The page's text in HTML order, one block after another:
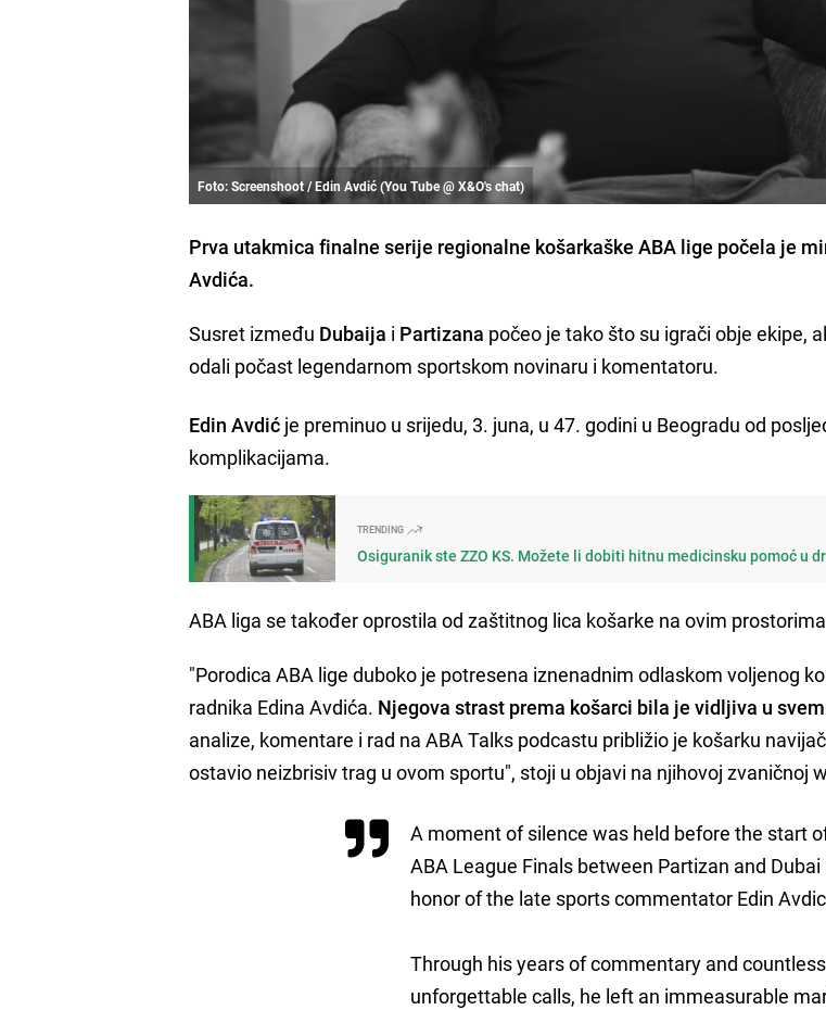
Foto: Screenshoot / Edin Avdić (You Tube @ X&O's chat)
Prva utakmica finalne serije regionalne košarkaške ABA lige počela je
Avdića.
Susret između Dubaija i Partizana počeo je tako što su igrači obje ekipe,
odali počast legendarnom sportskom novinaru i komentatoru.
Edin Avdić je preminuo u srijedu, 3. juna, u 47. godini u Beogradu od
komplikacijama.
TRENDING
Osiguranik ste ZZO KS. Možete li dobiti hitnu medicinsku pomoć u
ABA liga se također oprostila od zaštitnog lica košarke na ovim
"Porodica ABA lige duboko je potresena iznenadnim odlaskom voljenog
radnika Edina Avdića. Njegova strast prema košarci bila je vidljiva u
analize, komentare i rad na ABA Talks podcastu približio je košarku
ostavio neizbrisiv trag u ovom sportu", stoji u objavi na njihovoj zvaničnoj
A moment of silence was held before the start
ABA League Finals between Partizan and Dubai
honor of the late sports commentator Edin
Through his years of commentary and countless
unforgettable calls, he left an immeasurable